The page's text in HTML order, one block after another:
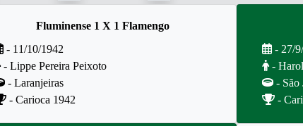
Fluminense 1 X 1 Flamengo
- 11/10/1942
- Lippe Pereira Peixoto
- Laranjeiras
- Carioca 1942
- 27/
-
- São
-